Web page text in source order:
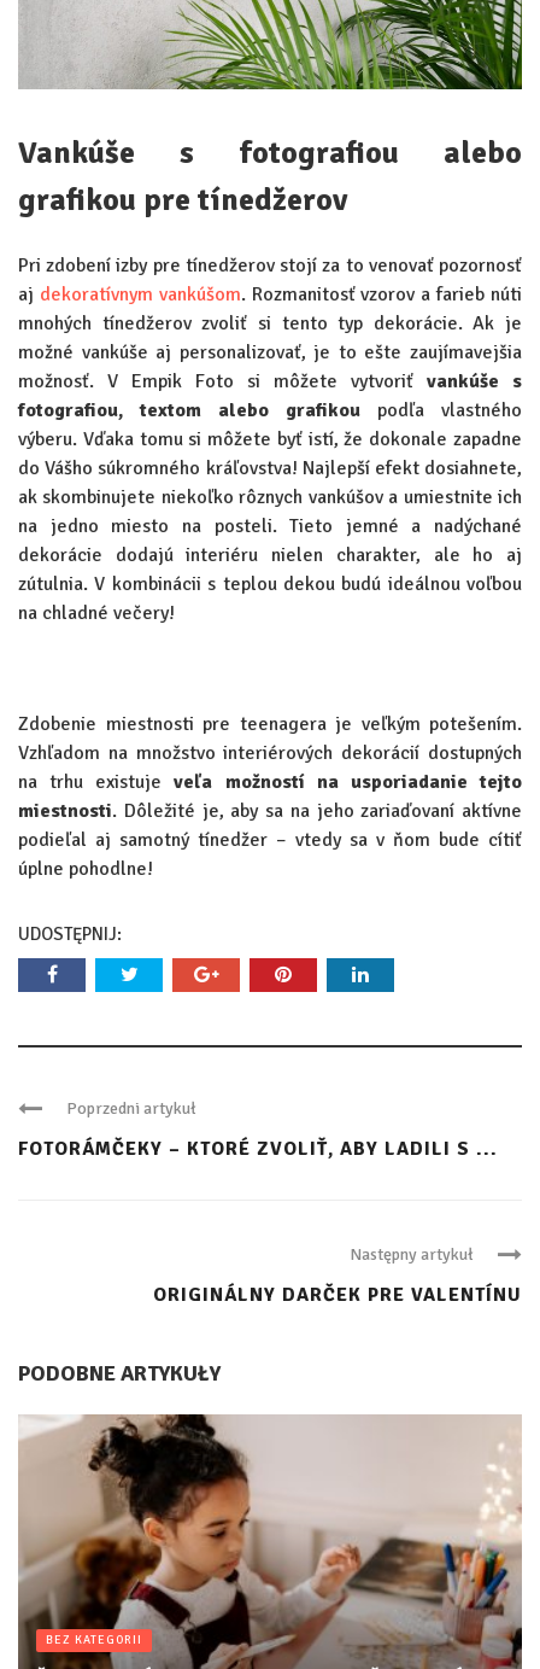
Vankúše s fotografiou alebo
grafikou pre tínedžerov
Pri zdobení izby pre tínedžerov stojí za to venovať pozornosť
aj dekoratívnym vankúšom. Rozmanitosť vzorov a farieb núti
mnohých tínedžerov zvoliť si tento typ dekorácie. Ak je
možné vankúše aj personalizovať, je to ešte zaujímavejšia
možnosť. V Empik Foto si môžete vytvoriť vankúše s
fotografiou, textom alebo grafikou podľa vlastného
výberu. Vďaka tomu si môžete byť istí, že dokonale zapadne
do Vášho súkromného kráľovstva! Najlepší efekt dosiahnete,
ak skombinujete niekoľko rôznych vankúšov a umiestnite ich
na jedno miesto na posteli. Tieto jemné a nadýchané
dekorácie dodajú interiéru nielen charakter, ale ho aj
zútulnia. V kombinácii s teplou dekou budú ideálnou voľbou
na chladné večery!
Zdobenie miestnosti pre teenagera je veľkým potešením.
Vzhľadom na množstvo interiérových dekorácií dostupných
na trhu existujeveľa možností na usporiadanie tejto
miestnosti. Dôležité je, aby sa na jeho zariaďovaní aktívne
podieľal aj samotný tínedžer – vtedy sa v ňom bude cítiť
úplne pohodlne!
UDOSTĘPNIJ:
Poprzedni artykuł
FOTORÁMČEKY – KTORÉ ZVOLIŤ, ABY LADILI S ...
Następny artykuł
ORIGINÁLNY DARČEK PRE VALENTÍNU
PODOBNE ARTYKUŁY
BEZ KATEGORII